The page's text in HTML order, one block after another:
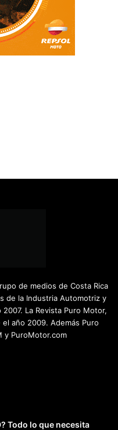
de medios de Costa Rica
de la Industria Automotriz y
La Revista Puro Motor,
año 2009. Además Puro
y PuroMotor.com
Todo lo que necesita